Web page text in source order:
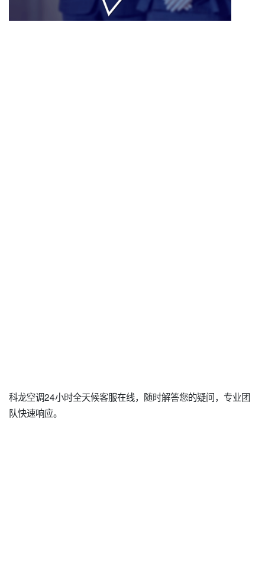
科龙空调24小时全天候客服在线，随时解答您的疑问，专业团
队快速响应。